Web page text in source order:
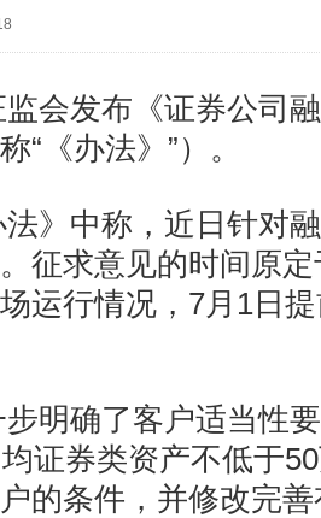
会发布《证券公司
“《办法》”）。
》中称，近日针对
征求意见的时间原
运行情况，7月1日
步明确了客户适当性
证券类资产不低于
的条件，并修改完